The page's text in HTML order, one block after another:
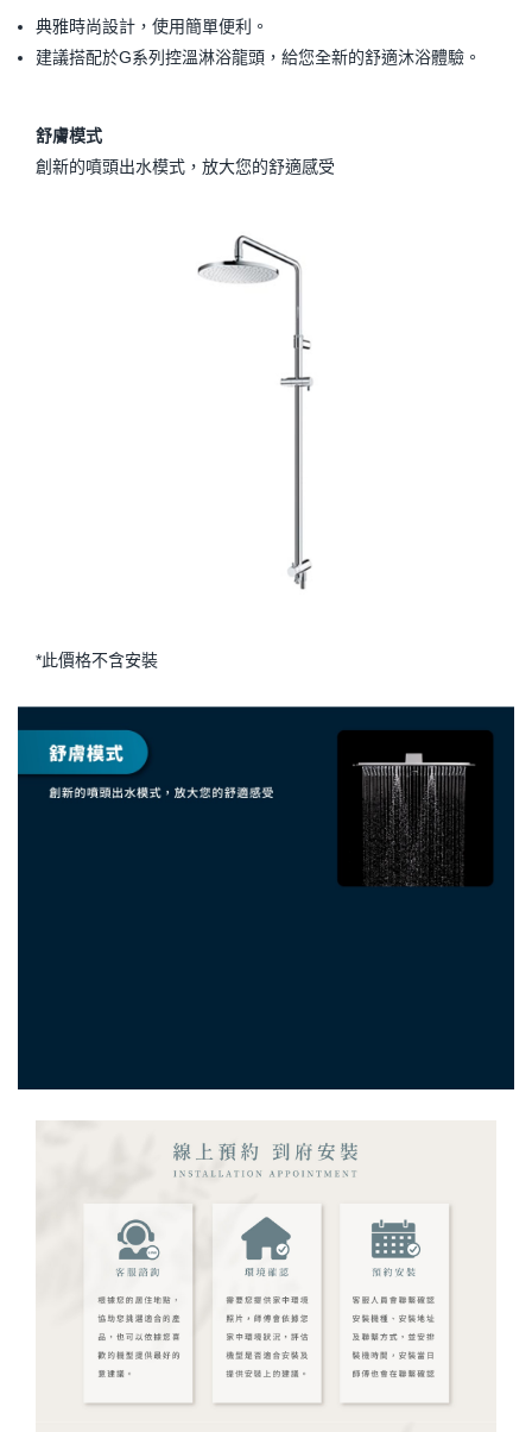
典雅時尚設計，使用簡單便利。
建議搭配於G系列控溫淋浴龍頭，給您全新的舒適沐浴體驗。
舒膚模式
創新的噴頭出水模式，放大您的舒適感受
*此價格不含安裝